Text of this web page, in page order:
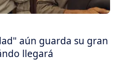
aún guarda su gran
llegará